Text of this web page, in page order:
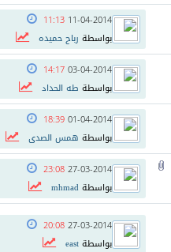
11-04-2014
11:13
بواسطة رباح حميده
03-04-2014
14:17
بواسطة طه الحداد
01-04-2014
18:39
بواسطة همس الصدى
27-03-2014
23:08
بواسطةmhmad
27-03-2014
20:08
بواسطةeast